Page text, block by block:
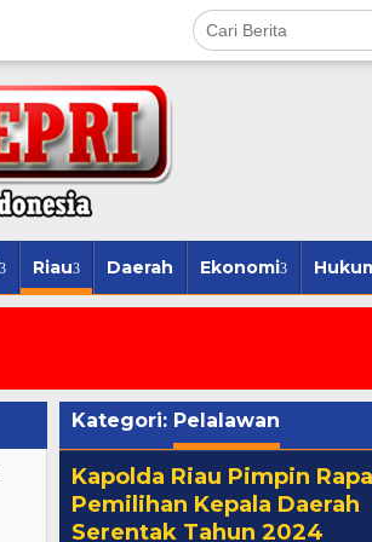
Riau Daerah Ekonomi
Kategori: Pelalawan
Kapolda Riau Pimpin
Pemilihan Kepala Daerah
Serentak Tahun 2024